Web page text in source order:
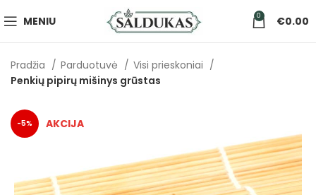
MENIU 0 €0.00
Pradžia Parduotuvė
Visi prieskoniai
Penkių pipirų mišinys grūstas
-5%